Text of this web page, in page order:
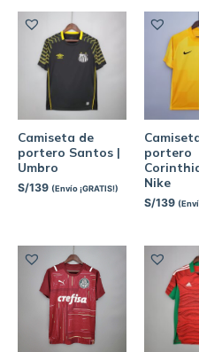
Camiseta de
portero Santos |
Umbro
S/139 (Envío ¡GRATIS!)
portero
Nike
S/139